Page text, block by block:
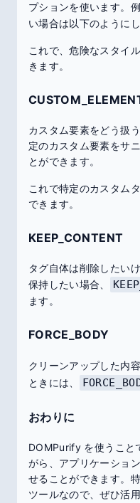
プションを使います。例
い場合は以下のようにし
これで、危険なスタイ
きます。
カスタム要素をどう扱
定のカスタム要素をサ
とができます。
これで特定のカスタム
できます。
KEEP_CONTENT
タグ自体は削除したい
保持したい場合、
ます。
FORCE_BODY
クリーンアップした内
ときには、
おわりに
DOMPurify を使うこと
がら、アプリケーショ
せることができます。
ツールなので、ぜひ活